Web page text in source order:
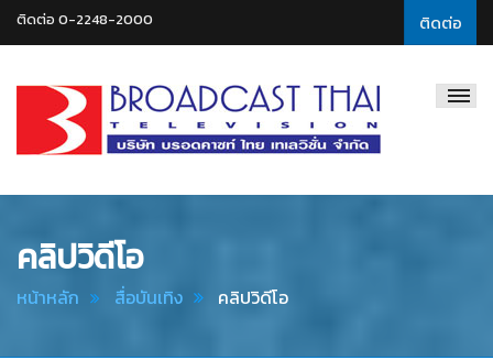
ติดต่อ
ติดต่อ 0-2248-2000
Thai
คลิปวิดีโอ
หน้าหลัก สื่อบันเทิง คลิปวิดีโอ